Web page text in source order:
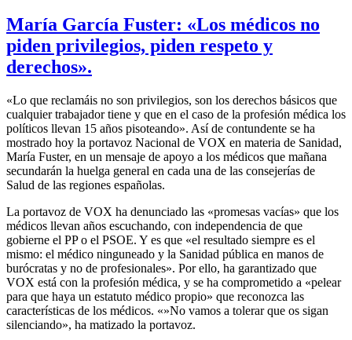
María García Fuster: «Los médicos no
piden privilegios, piden respeto y
derechos».
«Lo que reclamáis no son privilegios, son los derechos básicos que
cualquier trabajador tiene y que en el caso de la profesión médica los
políticos llevan 15 años pisoteando». Así de contundente se ha
mostrado hoy la portavoz Nacional de VOX en materia de Sanidad,
María Fuster, en un mensaje de apoyo a los médicos que mañana
secundarán la huelga general en cada una de las consejerías de
Salud de las regiones españolas.
La portavoz de VOX ha denunciado las «promesas vacías» que los
médicos llevan años escuchando, con independencia de que
gobierne el PP o el PSOE. Y es que «el resultado siempre es el
mismo: el médico ninguneado y la Sanidad pública en manos de
burócratas y no de profesionales». Por ello, ha garantizado que
VOX está con la profesión médica, y se ha comprometido a «pelear
para que haya un estatuto médico propio» que reconozca las
características de los médicos. «»No vamos a tolerar que os sigan
silenciando», ha matizado la portavoz.